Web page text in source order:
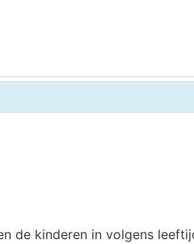
de kinderen in volgens